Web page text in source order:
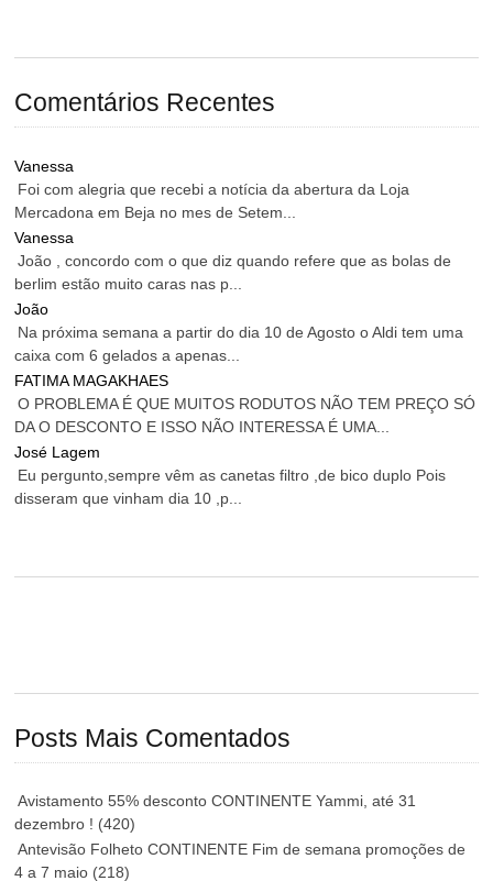
Comentários Recentes
Vanessa
Foi com alegria que recebi a notícia da abertura da Loja
Mercadona em Beja no mes de Setem...
Vanessa
João , concordo com o que diz quando refere que as bolas de
berlim estão muito caras nas p...
João
Na próxima semana a partir do dia 10 de Agosto o Aldi tem uma
caixa com 6 gelados a apenas...
FATIMA MAGAKHAES
O PROBLEMA É QUE MUITOS RODUTOS NÃO TEM PREÇO SÓ
DA O DESCONTO E ISSO NÃO INTERESSA É UMA...
José Lagem
Eu pergunto,sempre vêm as canetas filtro ,de bico duplo Pois
disseram que vinham dia 10 ,p...
Posts Mais Comentados
Avistamento 55% desconto CONTINENTE Yammi, até 31
dezembro ! (420)
Antevisão Folheto CONTINENTE Fim de semana promoções de
4 a 7 maio (218)